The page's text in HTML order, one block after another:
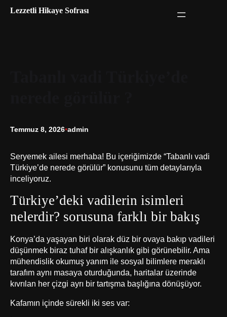
Lezzetli Hikaye Sofrası
Temmuz 8, 2026•admin
Seryemek ailesi merhaba! Bu içeriğimizde “Tabanlı vadi
Türkiye’de nerede görülür” konusunu tüm detaylarıyla
inceliyoruz.
Türkiye’deki vadilerin isimleri
nelerdir? sorusuna farklı bir bakış
Konya’da yaşayan biri olarak düz bir ovaya bakıp vadileri
düşünmek biraz tuhaf bir alışkanlık gibi görünebilir. Ama
mühendislik okumuş yanım ile sosyal bilimlere meraklı
tarafım aynı masaya oturduğunda, haritalar üzerinde
kıvrılan her çizgi ayrı bir tartışma başlığına dönüşüyor.
Kafamın içinde sürekli iki ses var: